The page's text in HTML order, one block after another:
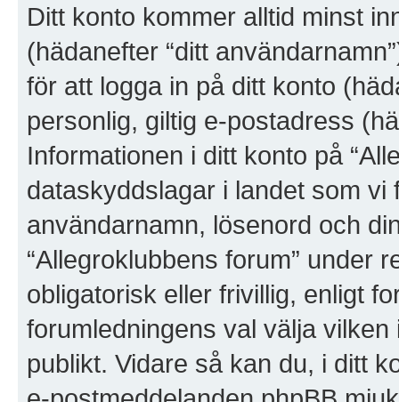
Ditt konto kommer alltid minst
(hädanefter “ditt
för att logga in på ditt konto
personlig, giltig e-postadress
Informationen i ditt konto på
dataskyddslagar i landet som vi
användarnamn, lösenord och
“Allegroklubbens forum” under
obligatorisk eller frivillig, enligt
forumledningens val välja
publikt. Vidare så kan du, i ditt